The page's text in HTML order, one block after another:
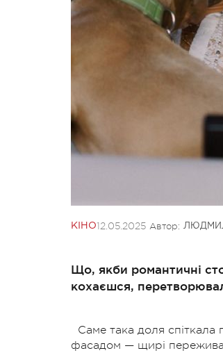
КІНО12.05.2025 Автор:
Що, якби романтичні
кохаєшся,
Саме така доля спіткала
фасадом — щирі